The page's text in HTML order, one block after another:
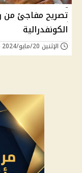
تصريح مفاجئ من
الكونفدرالية
الإثنين 20/مايو/2024 - 11:02 ص